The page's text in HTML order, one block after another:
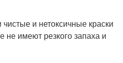
чистые и нетоксичные краски
не имеют резкого запаха и